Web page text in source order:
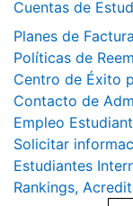
Cuentas de
Planes de
Políticas de
Centro de Éxito
Contacto de
Empleo
Solicitar
Estudiantes
Rankings,